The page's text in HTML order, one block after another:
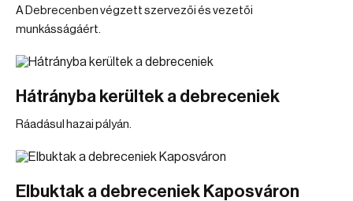
A Debrecenben végzett szervezői és vezetői
munkásságáért.
Hátrányba kerültek a debreceniek
Ráadásul hazai pályán.
Elbuktak a debreceniek Kaposváron